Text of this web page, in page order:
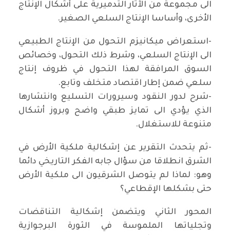
الى مجموعة من الآثار التدميرية على أشكال الإنتاج
الأخرى، وأساسا الإنتاج السلعي الصغير.
-استعراض ميكانيزم التحول من الإنتاج الطبيعي
الى الإنتاج السلعي، وشرط ذلك التحول، وخصائص
السوق المرافقة لهذا التحول في ظروف إنتاج
سلعي ضمن إطار اقتصاد متخلف وتابع.
-شرح لدور النقود وسيرورات التسليع وانتشارها
الذي يؤدي الى تمايز طبقي واضح وبروز أشكال
متنوعة للاستغلال.
-ثم يتحدث التقرير عن إشكالية ملكية الأرض في
الشرق انطلاقا من سؤال جابه الفكر التاريخي دائما
وهو: لماذا لم يتوصل الشرقيون الى ملكية الأرض
حتى بشكلها الإقطاعي؟
المحور الثاني ويتضمن إشكالية التناقضات
وتجلياتها الملموسة في الثورة البرجوازية